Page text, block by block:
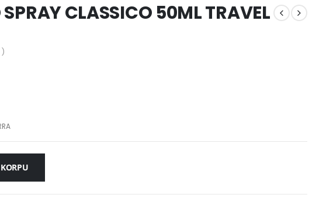
SPRAY CLASSICO 50ML TRAVEL